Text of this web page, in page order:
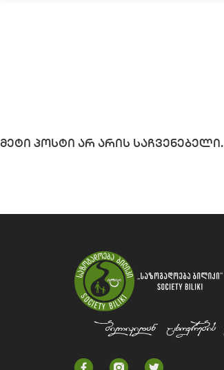
მეტი პოსტი არ არის საჩვენებელი.